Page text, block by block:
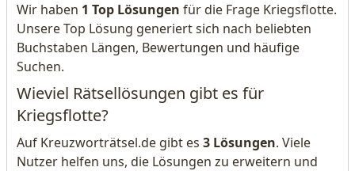
Wir haben 1 Top Lösungen für die Frage Kriegsflotte.
Unsere Top Lösung generiert sich nach beliebten
Buchstaben Längen, Bewertungen und häufige
Suchen.
Wieviel Rätsellösungen gibt es für
Kriegsflotte?
Auf Kreuzworträtsel.de gibt es 3 Lösungen. Viele
Nutzer helfen uns, die Lösungen zu erweitern und